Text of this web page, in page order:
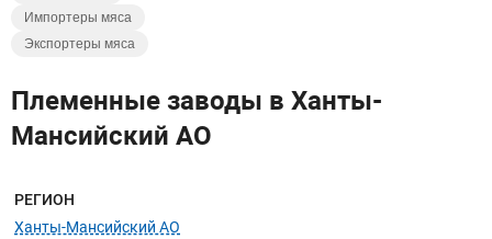
Импортеры мяса
Экспортеры мяса
Племенные заводы в Ханты-
Мансийский АО
Меню навигации
РЕГИОН
Ханты-Мансийский АО